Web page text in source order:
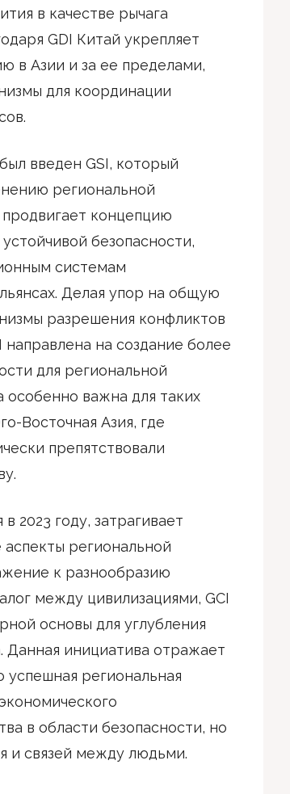
в качестве рычага
GDI Китай укрепляет
в Азии и за ее пределами,
для координации
введен GSI, который
региональной
продвигает концепцию
безопасности,
системам
Делая упор на общую
разрешения конфликтов
направлена на создание более
для региональной
особенно важна для таких
Восточная Азия, где
препятствовали
2023 году, затрагивает
региональной
к разнообразию
между цивилизациями, GCI
основы для углубления
Данная инициатива отражает
успешная региональная
в области безопасности, но
и связей между людьми.